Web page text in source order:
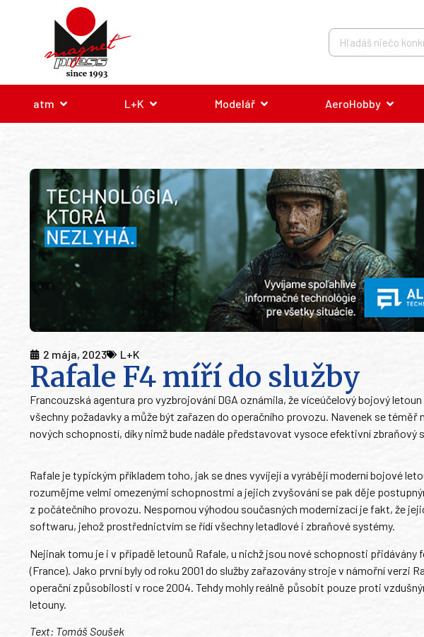
atm L+K Modelář AeroHobby
2 mája, 2023 L+K
Rafale F4 míří do služby
Francouzská agentura pro vyzbrojování DGA oznámila, že víceúčelový bojový
všechny požadavky a může být zařazen do operačního provozu. Navenek se téměř
nových schopností, díky nimž bude nadále představovat vysoce efektivní zbraňový
Rafale je typickým příkladem toho, jak se dnes vyvíjejí a vyrábějí moderní bojové
rozumějme velmi omezenými schopnostmi a jejich zvyšování se pak děje
z počátečního provozu. Nespornou výhodou současných modernizací je fakt, že
softwaru, jehož prostřednictvím se řídí všechny letadlové i zbraňové systémy.
Nejinak tomu je i v případě letounů Rafale, u nichž jsou nové schopnosti přidávány
(France). Jako první byly od roku 2001 do služby zařazovány stroje v námořní verzi
operační způsobilosti v roce 2004. Tehdy mohly reálně působit pouze proti
letouny.
Text: Tomáš Soušek